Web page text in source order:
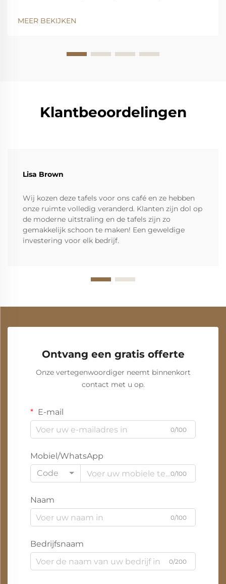
salontafel op als een tijdloos stuk dat naadloos een...
MEER BEKIJKEN
Klantbeoordelingen
Lisa Brown
Wij kozen deze tafels voor ons café en ze hebben
onze ruimte volledig veranderd. Klanten zijn dol op
de moderne uitstraling en de tafels zijn zo
gemakkelijk schoon te maken! Een geweldige
investering voor elk bedrijf.
Ontvang een gratis offerte
Onze vertegenwoordiger neemt binnenkort
contact met u op.
E-mail
0/100
Mobiel/WhatsApp
Code
0/100
Naam
0/100
Bedrijfsnaam
0/200